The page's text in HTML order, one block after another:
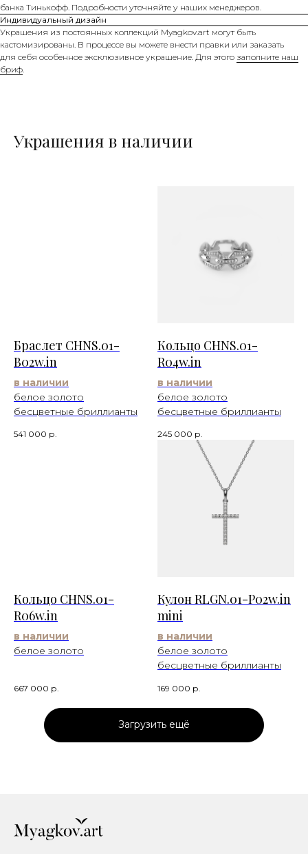
банка Тинькофф. Подробности уточняйте у наших менеджеров.
Индивидуальный дизайн
Украшения из постоянных коллекций Myagkov.art могут быть
кастомизированы. В процессе вы можете внести правки или заказать
для себя особенное эксклюзивное украшение. Для этого заполните наш
бриф
Украшения в наличии
Браслет CHNS.01-
B02w.in
в наличии
белое золото
бесцветные бриллианты
541 000 р.
Кольцо CHNS.01-
R04w.in
в наличии
белое золото
бесцветные бриллианты
245 000 р.
Кольцо CHNS.01-
R06w.in
в наличии
белое золото
667 000 р.
Кулон RLGN.01-P02w.in
mini
в наличии
белое золото
бесцветные бриллианты
169 000 р.
Загрузить ещё